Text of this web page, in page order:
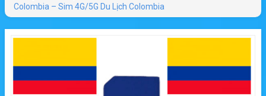
Colombia – Sim 4G/5G Du Lịch Colombia